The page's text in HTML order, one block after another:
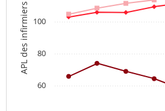
APL des infirmiers
60
80
100